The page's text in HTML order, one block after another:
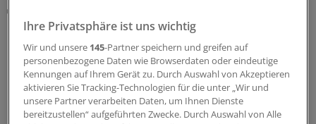
Bundesärztekammer aktualisiert Leitlinie zur
Drogenersatztherapie
Naloxon kann Leben retten. Auch im Rahmen einer
Drogenersatztherapie, insbesondere zu deren Beginn,
ist die Verordnung des Opioid-Antagonisten angezeigt.
17.07.2026
Ihre Privatsphäre ist uns wichtig
Wir und unsere 145-Partner speichern und greifen auf
personenbezogene Daten wie Browserdaten oder eindeutige
Kennungen auf Ihrem Gerät zu. Durch Auswahl von Akzeptieren
aktivieren Sie Tracking-Technologien für die unter „Wir und
unsere Partner verarbeiten Daten, um Ihnen Dienste
bereitzustellen“ aufgeführten Zwecke. Durch Auswahl von Alle